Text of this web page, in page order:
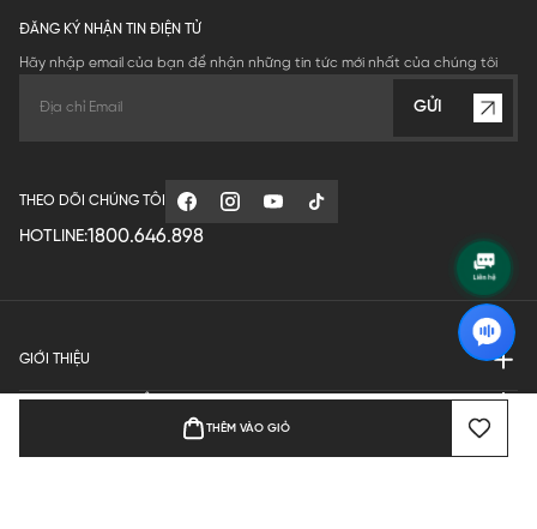
THÊM VÀO GIỎ
ĐĂNG KÝ NHẬN TIN ĐIỆN TỬ
Hãy nhập email của bạn để nhận những tin tức mới nhất của chúng tôi
GỬI
THEO DÕI CHÚNG TÔI
HOTLINE:1800.646.898
GIỚI THIỆU
QUY ĐỊNH HOẠT ĐỘNG